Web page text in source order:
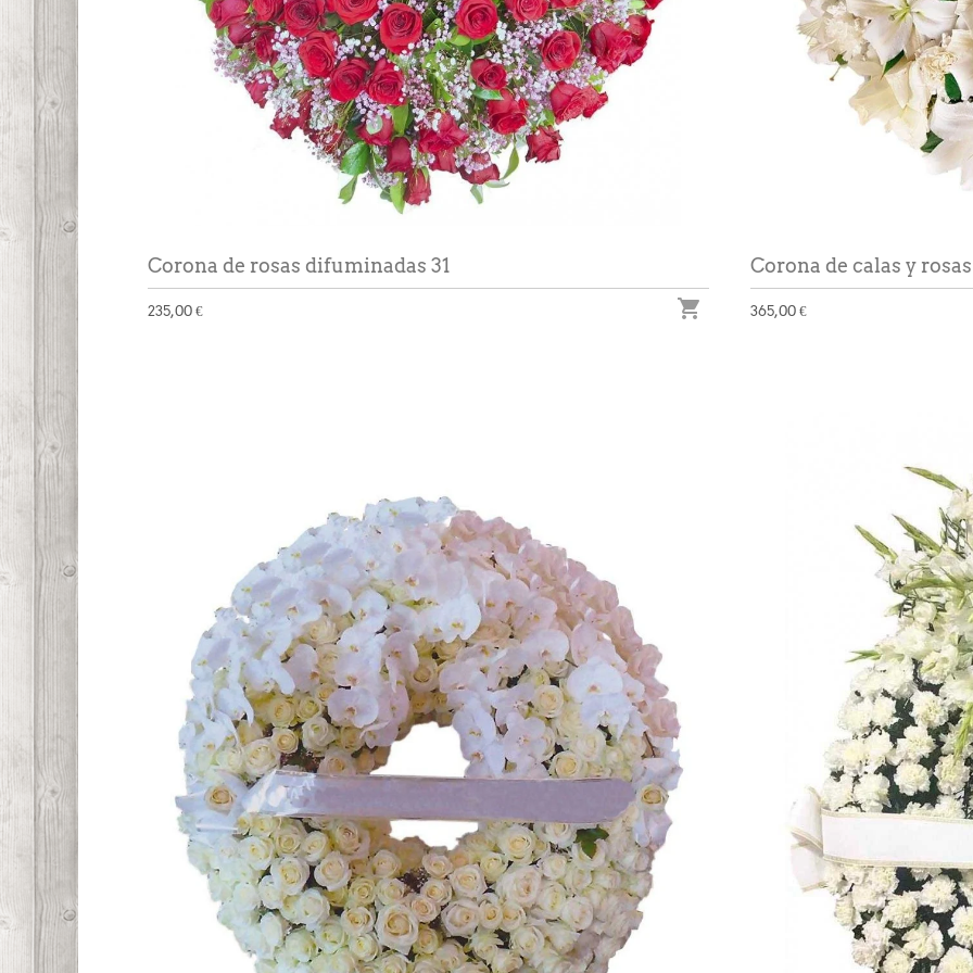
Corona de rosas difuminadas 31
235,00 € 
Corona de calas y rosas
365,00 €